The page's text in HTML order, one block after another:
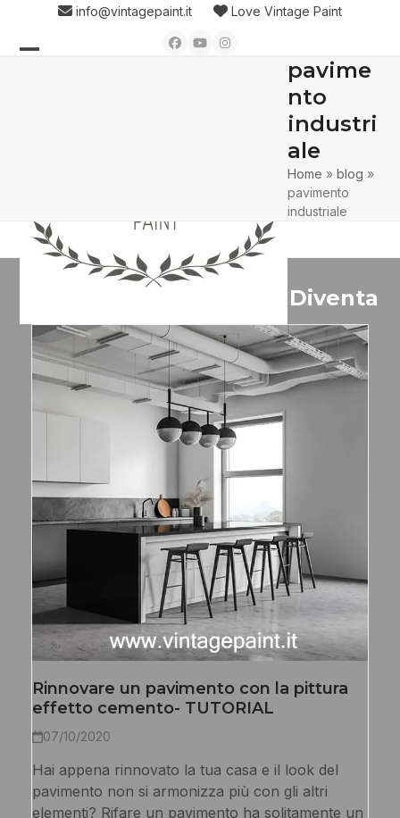
content
info@vintagepaint.it Love Vintage Paint
Facebook
YouTubeInstagram
pavime
nto
industri
ale
Home »blog »
pavimento
industriale
Rinnovare un pavimento con la pittura
effetto cemento- TUTORIAL
07/10/2020
Hai appena rinnovato la tua casa e il look del
pavimento non si armonizza più con gli altri
elementi? Rifare un pavimento ha solitamente un
Diventa